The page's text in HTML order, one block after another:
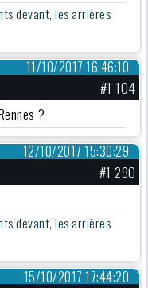
devant, les arrières
11/10/2017 16:46:10
#1 104
?
12/10/2017 15:30:29
#1 290
devant, les arrières
15/10/2017 17:44:20